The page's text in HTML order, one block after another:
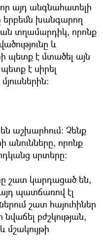
որ այդ անգնահատելի
երբեմն խանգարող
տղամարդիկ, որոնք
և
պետք է մտածել այն
է սիրել
են աշխարհում: Չենք
անունները, որոնք
սրտերը:
շատ կարդացած են,
պատճառով էլ
շատ հայուհիներ
բժշկության,
մշակույթի